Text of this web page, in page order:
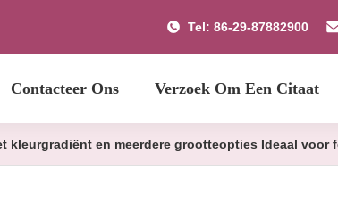
Tel: 86-29-87882900
Contacteer Ons Verzoek Om Een Citaat
kleurgradiënt en meerdere grootteopties Ideaal voor